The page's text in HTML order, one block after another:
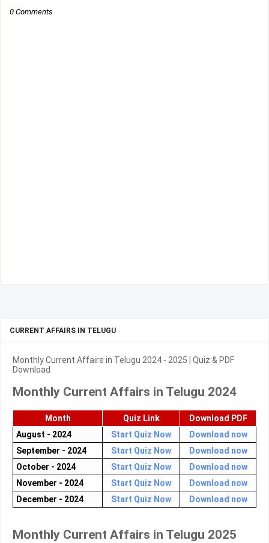
0 Comments
CURRENT AFFAIRS IN TELUGU
Monthly Current Affairs in Telugu 2024 - 2025 | Quiz & PDF
Download
Monthly Current Affairs in Telugu 2024
Month Quiz Link
Download PDF
August - 2024
Start Quiz Now
Download now
September - 2024
Start Quiz Now
Download now
October - 2024
Start Quiz Now
Download now
November - 2024
Start Quiz Now
Download now
December - 2024
Start Quiz Now Download now
Monthly Current Affairs in Telugu 2025